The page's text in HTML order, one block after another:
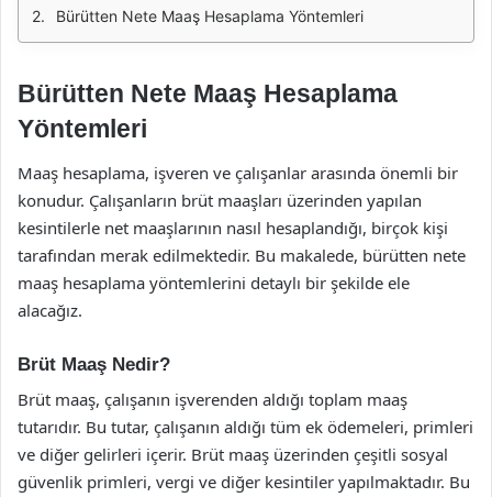
Bürütten Nete Maaş Hesaplama Yöntemleri
Bürütten Nete Maaş Hesaplama
Yöntemleri
Maaş hesaplama, işveren ve çalışanlar arasında önemli bir
konudur. Çalışanların brüt maaşları üzerinden yapılan
kesintilerle net maaşlarının nasıl hesaplandığı, birçok kişi
tarafından merak edilmektedir. Bu makalede, bürütten nete
maaş hesaplama yöntemlerini detaylı bir şekilde ele
alacağız.
Brüt Maaş Nedir?
Brüt maaş, çalışanın işverenden aldığı toplam maaş
tutarıdır. Bu tutar, çalışanın aldığı tüm ek ödemeleri, primleri
ve diğer gelirleri içerir. Brüt maaş üzerinden çeşitli sosyal
güvenlik primleri, vergi ve diğer kesintiler yapılmaktadır. Bu